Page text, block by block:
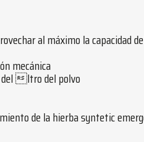
al máximo la capacidad
mecánica
del ltro del polvo
de la hierba syntetic